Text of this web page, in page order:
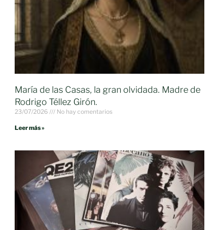
María de las Casas, la gran olvidada. Madre de
Rodrigo Téllez Girón.
23/07/2026 No hay comentarios
Leer más »